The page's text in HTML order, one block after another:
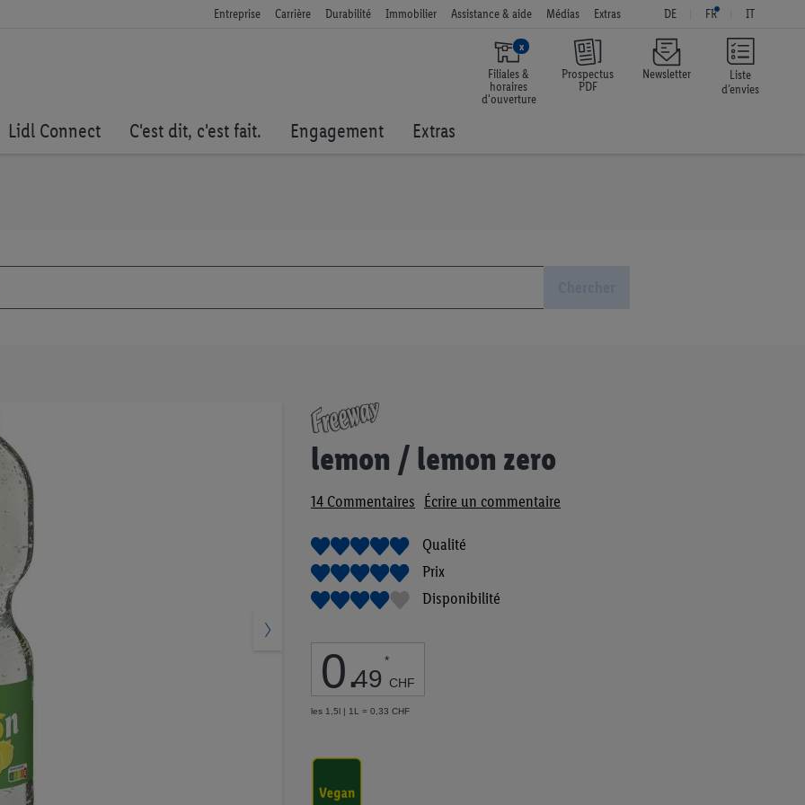
Liste
d’envies
Entreprise Carrière Durabilité Immobilier Assistance & aide Médias Extras DE FR IT
x
Filiales &
horaires
d'ouverture
Prospectus
PDF
Newsletter
Lidl Connect C'est dit, c'est fait. Engagement Extras
lemon / lemon zero
14 Commentaires Écrire un commentaire
Qualité
Prix
Disponibilité
0.49
*
CHF
les 1,5l | 1L = 0,33 CHF
Passer
début
Galerie